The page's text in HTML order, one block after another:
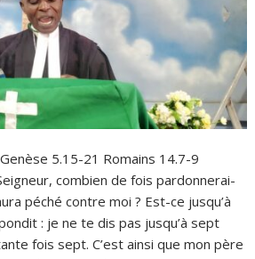
5.15-21 Romains 14.7-9
combien de fois pardonnerai-
péché contre moi ? Est-ce jusqu’à
: je ne te dis pas jusqu’à sept
fois sept. C’est ainsi que mon père